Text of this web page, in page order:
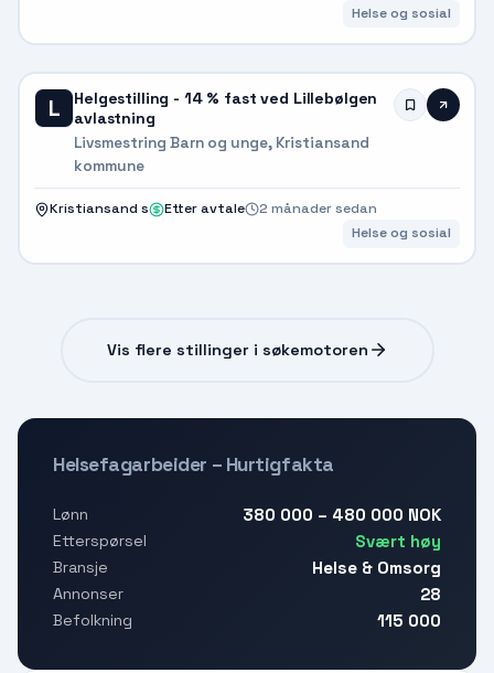
Helse og sosial
L
Helgestilling - 14 % fast ved Lillebølgen
avlastning
Livsmestring Barn og unge, Kristiansand
kommune
Kristiansand s Etter avtale
2 månader sedan
Helse og sosial
Vis flere stillinger i søkemotoren
Helsefagarbeider – Hurtigfakta
Lønn 380 000 – 480 000 NOK
Etterspørsel Svært høy
Bransje Helse & Omsorg
Annonser 28
Befolkning 115 000